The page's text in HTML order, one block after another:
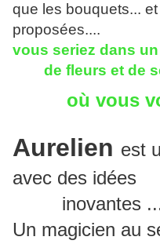
que les bouquets...
proposées....
vous seriez dans
de fleurs et de
où vous
Aurelien est
avec des idées
inovantes .....
Un magicien au